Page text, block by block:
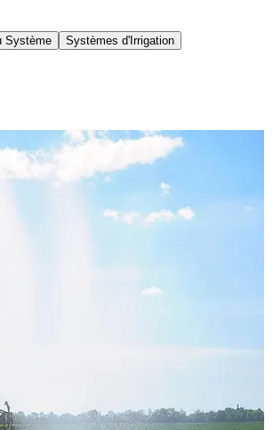
Système Systèmes d'Irrigation